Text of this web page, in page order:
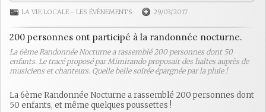
LA VIE LOCALE - LES ÉVÈNEMENTS 29/03/2017
200 personnes ont participé à la randonnée nocturne.
La 6ème Randonnée Nocturne a rassemblé 200 personnes dont 50
enfants. Le tracé proposé par Mimirando proposait des haltes auprès de
musiciens et chanteurs. Quelle belle soirée épargnée par la pluie !
La 6ème Randonnée Nocturne a rassemblé 200 personnes dont
50 enfants, et même quelques poussettes !